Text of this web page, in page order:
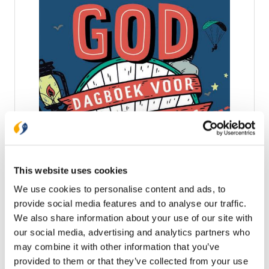
This website uses cookies
We use cookies to personalise content and ads, to
provide social media features and to analyse our traffic.
We also share information about your use of our site with
our social media, advertising and analytics partners who
may combine it with other information that you’ve
provided to them or that they’ve collected from your use
Jouw reis met God
‘Mijn leven draait om avontuur en dat heeft me zo
boek Jouw reis met God – Dagboek voor avonturiers
boodschap van Bear Grylls is dat je met geloof,
ambitie en doorzettingsvermogen enorm veel kunt
bereiken in het leven. Geloof is onmisbaar in zijn
overlevingspakket, maar het is veel meer dan dat:
‘Het is mijn ruggengraat, de kern van alles – de
belangrijkste bron van alle kracht die ik bezit.’ Bear
Grylls neemt je mee op zijn reis met God en nodigt
€ 16,99
Op voorraad
In winkelwagen